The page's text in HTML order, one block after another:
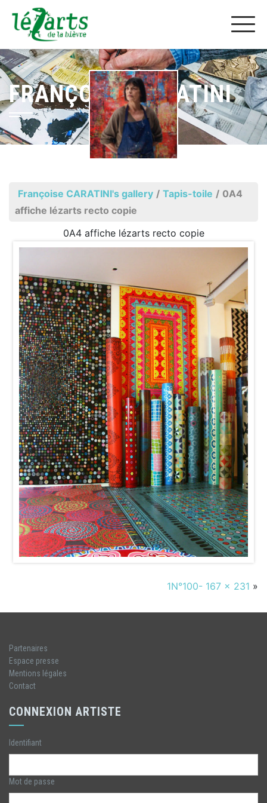
FRANÇOISE CARATINI
Françoise CARATINI's gallery / Tapis-toile / 0A4
affiche lézarts recto copie
0A4 affiche lézarts recto copie
1N°100- 167 x 231 »
Partenaires
Espace presse
Mentions légales
Contact
CONNEXION ARTISTE
Identifiant
Mot de passe